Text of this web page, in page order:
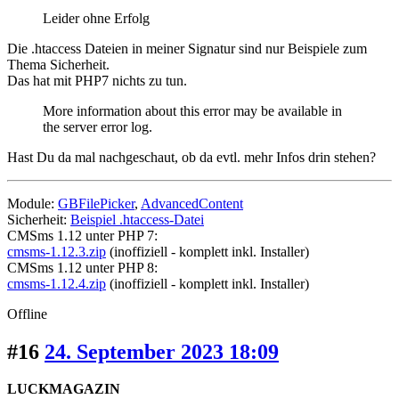
Leider ohne Erfolg
Die .htaccess Dateien in meiner Signatur sind nur Beispiele zum
Thema Sicherheit.
Das hat mit PHP7 nichts zu tun.
More information about this error may be available in
the server error log.
Hast Du da mal nachgeschaut, ob da evtl. mehr Infos drin stehen?
Module: GBFilePicker, AdvancedContent
Sicherheit: Beispiel .htaccess-Datei
CMSms 1.12 unter PHP 7:
cmsms-1.12.3.zip (inoffiziell - komplett inkl. Installer)
CMSms 1.12 unter PHP 8:
cmsms-1.12.4.zip (inoffiziell - komplett inkl. Installer)
Offline
#16 24. September 2023 18:09
LUCKMAGAZIN